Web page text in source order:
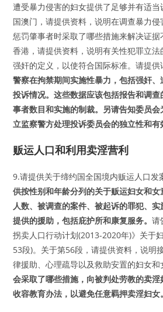
遭受暴力侵害的妇女提供了足够并有适
国澳门，请提供资料，说明在调查暴力
惩罚肇事者时采取了哪些措施来解决证
香港，请提供资料，说明有关性犯罪立
强奸的定义，以使符合国际标准。请提供
警察在拘禁期间实施性暴力，包括强奸
投诉情况。这些数据应该包括报告和调
事者数目和实施的制裁。另请告知委员
立监察警方处理投诉委员会的独立性和有
贩运人口和利用卖淫营利
9.请提供关于缔约国全国境内贩运人口发
供按性别和年龄分列的关于贩运妇女和
人数、被调查的案件、被起诉的罪犯、
提供的援助，包括庇护所和康复服务。请
拐卖人口行动计划(2013-2020年)》关于
53段)。关于第56段，请提供资料，说明
律援助、心理疏导以及救助安置的妇女和
会采取了哪些措施，向被判处劳教的卖
收容教育办法，以避免任意羁押卖淫妇女。